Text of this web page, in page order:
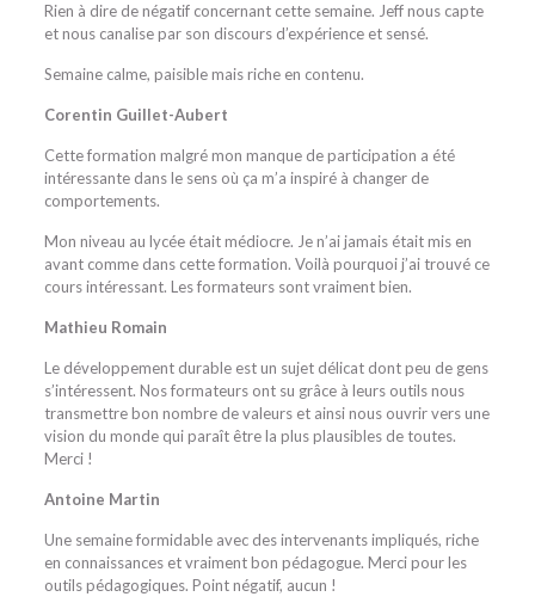
Rien à dire de négatif concernant cette semaine. Jeff nous capte
et nous canalise par son discours d’expérience et sensé.
Semaine calme, paisible mais riche en contenu.
Corentin Guillet-Aubert
Cette formation malgré mon manque de participation a été
intéressante dans le sens où ça m’a inspiré à changer de
comportements.
Mon niveau au lycée était médiocre. Je n’ai jamais était mis en
avant comme dans cette formation. Voilà pourquoi j’ai trouvé ce
cours intéressant. Les formateurs sont vraiment bien.
Mathieu Romain
Le développement durable est un sujet délicat dont peu de gens
s’intéressent. Nos formateurs ont su grâce à leurs outils nous
transmettre bon nombre de valeurs et ainsi nous ouvrir vers une
vision du monde qui paraît être la plus plausibles de toutes.
Merci !
Antoine Martin
Une semaine formidable avec des intervenants impliqués, riche
en connaissances et vraiment bon pédagogue. Merci pour les
outils pédagogiques. Point négatif, aucun !